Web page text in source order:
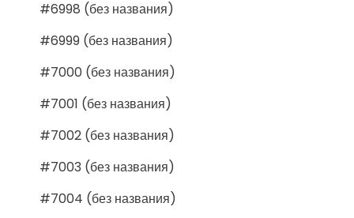
#6998 (без названия)
#6999 (без названия)
#7000 (без названия)
#7001 (без названия)
#7002 (без названия)
#7003 (без названия)
#7004 (без названия)